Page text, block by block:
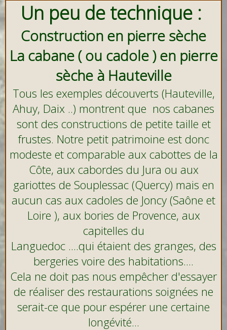
Un peu de technique :
Construction en pierre sèche
La cabane ( ou cadole ) en pierre
sèche à Hauteville
Tous les exemples découverts (Hauteville,
Ahuy, Daix ..) montrent que nos cabanes
sont des constructions de petite taille et
frustes. Notre petit patrimoine est donc
modeste et comparable aux cabottes de la
Côte, aux cabordes du Jura ou aux
gariottes de Souplessac (Quercy) mais en
aucun cas aux cadoles de Joncy (Saône et
Loire ), aux bories de Provence, aux
capitelles du
Languedoc ....qui étaient des granges, des
bergeries voire des habitations....
Cela ne doit pas nous empêcher d'essayer
de réaliser des restaurations soignées ne
serait-ce que pour espérer une certaine
longévité...